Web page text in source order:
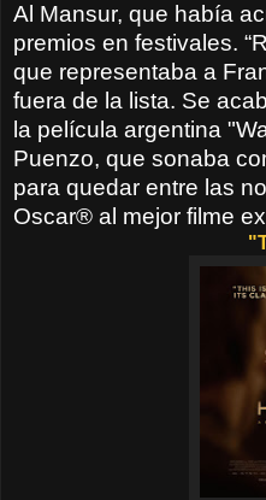
Al Mansur, que había
premios en festivales.
que representaba a
fuera de la lista. Se
la película argentina
Puenzo, que sonaba
para quedar entre las
Oscar® al mejor filme